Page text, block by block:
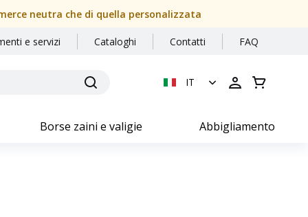
neutra che di quella personalizzata
e servizi Cataloghi Contatti FAQ
IT
Borse zaini e valigie Abbigliamento